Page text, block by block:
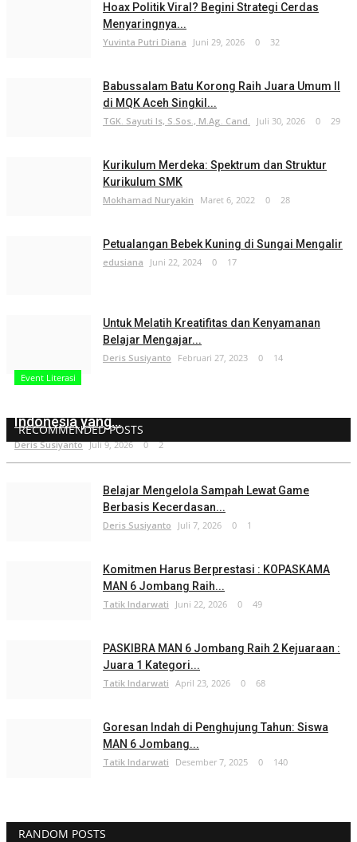
Hoax Politik Viral? Begini Strategi Cerdas
Menyaringnya...
Yuvinta Putri Diana Juni 29, 2026 0 32
Babussalam Batu Korong Raih Juara Umum II
di MQK Aceh Singkil...
TGK. Sayuti Is, S.Sos., M.Ag. Cand. Juli 30, 2026 0 29
Kurikulum Merdeka: Spektrum dan Struktur
Kurikulum SMK
Mokhamad Nuryakin Maret 6, 2022 0 28
Petualangan Bebek Kuning di Sungai Mengalir
edusiana Juni 22, 2024 0 17
Untuk Melatih Kreatifitas dan Kenyamanan
Belajar Mengajar...
Deris Susiyanto Februari 27, 2023 0 14
RECOMMENDED POSTS
Event Literasi
Indonesia yang...
Deris Susiyanto Juli 9, 2026 0 2
Belajar Mengelola Sampah Lewat Game
Berbasis Kecerdasan...
Deris Susiyanto Juli 7, 2026 0 1
Komitmen Harus Berprestasi : KOPASKAMA
MAN 6 Jombang Raih...
Tatik Indarwati Juni 22, 2026 0 49
PASKIBRA MAN 6 Jombang Raih 2 Kejuaraan :
Juara 1 Kategori...
Tatik Indarwati April 23, 2026 0 68
Goresan Indah di Penghujung Tahun: Siswa
MAN 6 Jombang...
Tatik Indarwati Desember 7, 2025 0 140
RANDOM POSTS